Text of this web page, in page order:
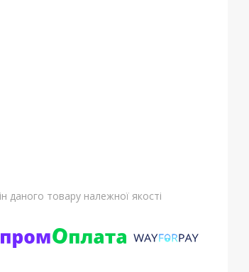
товару належної якості